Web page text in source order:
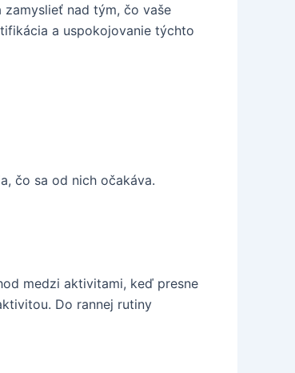
zamyslieť nad tým, čo vaše
a uspokojovanie týchto
čo sa od nich očakáva.
medzi aktivitami, keď presne
Do rannej rutiny